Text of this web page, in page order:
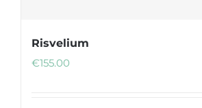
Risvelium
€155.00